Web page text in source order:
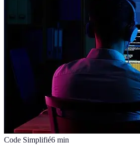
Code Simplifié6 min